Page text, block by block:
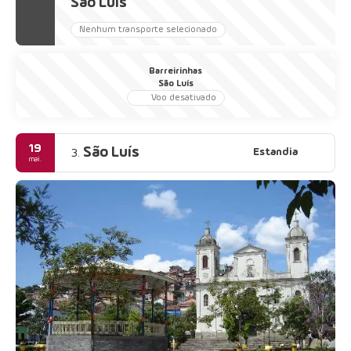
Nenhum transporte selecionado
Barreirinhas
São Luís
Voo desativado
19
mai. 3. São Luís Estandia